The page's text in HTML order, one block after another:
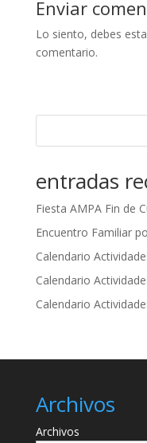
Enviar
Lo siento, debes
comentario.
entradas
Fiesta AMPA Fin de
Encuentro Familiar
Calendario
Calendario
Calendario
Archivos
Archivos